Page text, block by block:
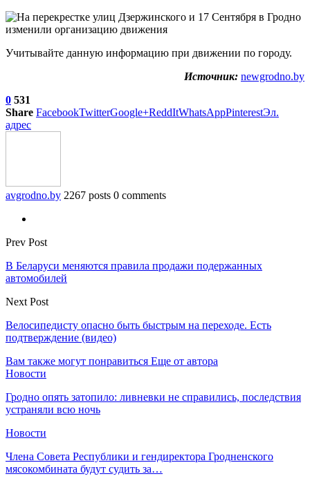
Учитывайте данную информацию при движении по городу.
Источник: newgrodno.by
0 531
Share FacebookTwitterGoogle+ReddItWhatsAppPinterestЭл.
адрес
avgrodno.by 2267 posts 0 comments
Prev Post
В Беларуси меняются правила продажи подержанных
автомобилей
Next Post
Велосипедисту опасно быть быстрым на переходе. Есть
подтверждение (видео)
Вам также могут понравиться Еще от автора
Новости
Гродно опять затопило: ливневки не справились, последствия
устраняли всю ночь
Новости
Члена Совета Республики и гендиректора Гродненского
мясокомбината будут судить за…